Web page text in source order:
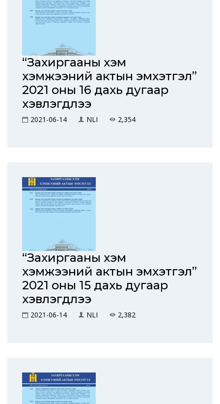
“Захиргааны хэм
хэмжээний актын эмхэтгэл”
2021 оны 16 дахь дугаар
хэвлэгдлээ
2021-06-14 NLI 2,354
“Захиргааны хэм
хэмжээний актын эмхэтгэл”
2021 оны 15 дахь дугаар
хэвлэгдлээ
2021-06-14 NLI 2,382